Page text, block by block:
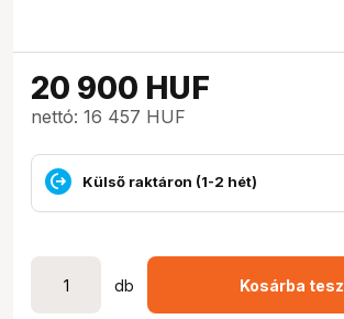
20 900 HUF
nettó: 16 457 HUF
Külső raktáron (1-2 hét)
db Kosárba tesz